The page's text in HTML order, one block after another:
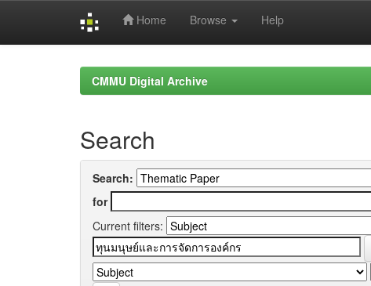
Home Browse Help
CMMU Digital Archive
Search
Search:
for
Current filters: